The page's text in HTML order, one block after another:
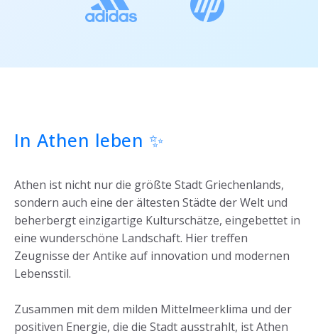
In Athen leben ✨
Athen ist nicht nur die größte Stadt Griechenlands,
sondern auch eine der ältesten Städte der Welt und
beherbergt einzigartige Kulturschätze, eingebettet in
eine wunderschöne Landschaft. Hier treffen
Zeugnisse der Antike auf innovation und modernen
Lebensstil.
Zusammen mit dem milden Mittelmeerklima und der
positiven Energie, die die Stadt ausstrahlt, ist Athen